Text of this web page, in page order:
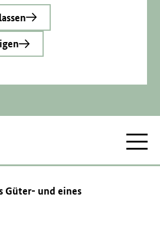
Güter- und eines